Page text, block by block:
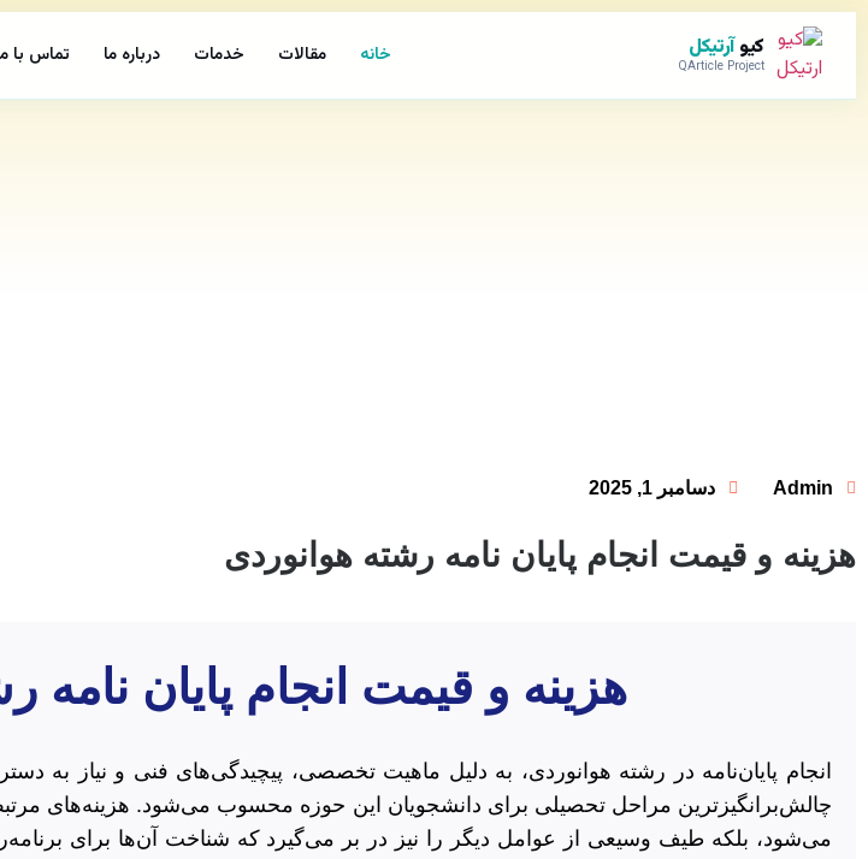
کیوآرتیکل
QArticle Project خانه مقالات خدمات درباره ما تماس با
Admin دسامبر 1, 2025
هزینه و قیمت انجام پایان نامه رشته هوانوردی
هزینه و قیمت انجام پایان نامه
انجام پایان‌نامه در رشته هوانوردی، به دلیل ماهیت تخصصی، پیچیدگی‌های فنی و نیاز به
چالش‌برانگیزترین مراحل تحصیلی برای دانشجویان این حوزه محسوب می‌شود. هزینه‌های
می‌شود، بلکه طیف وسیعی از عوامل دیگر را نیز در بر می‌گیرد که شناخت آن‌ها برای